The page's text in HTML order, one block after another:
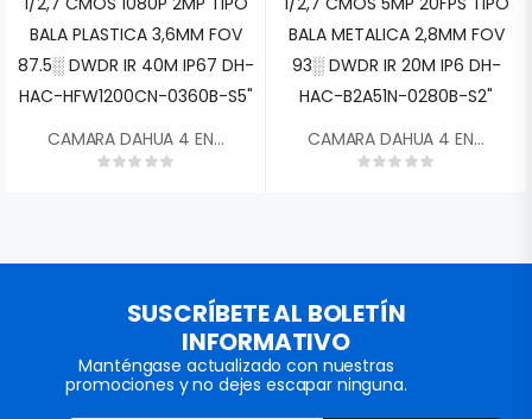
CAMARA DAHUA 4 EN 1 1/2,7 CMOS 1080P 2MP TIPO BALA PLASTICA 3,6MM FOV 87.5░ DWDR IR 40M IP67 DH-HAC-HFW1200CN-0360B-S5″ CAMARA DAHUA 4 EN 1 1/2,7 CMOS 5MP 20FPS TIPO BALA METALICA 2,8MM FOV 93░ DWDR IR 20M IP6 DH-HAC-B2A51N-0280B-S2″
SUSCRÍBETE AL BOLETÍN
INFORMATIVO
Manténgase actualizado con nuestras
promociones y no dejes escapar ninguna.